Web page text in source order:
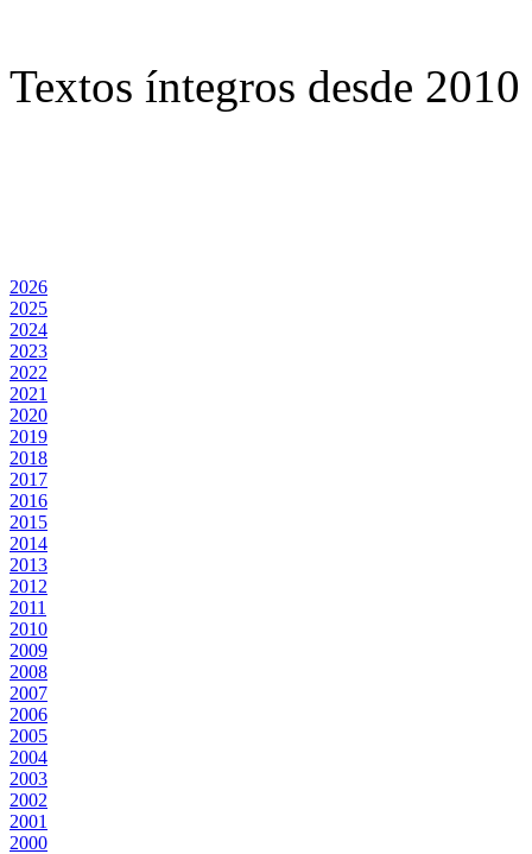
Textos íntegros desde
2026
2025
2024
2023
2022
2021
2020
2019
2018
2017
2016
2015
2014
2013
2012
2011
2010
2009
2008
2007
2006
2005
2004
2003
2002
2001
2000